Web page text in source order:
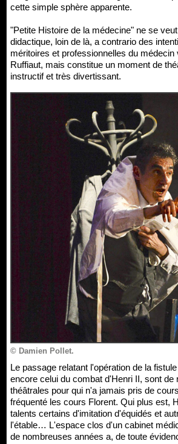
cette simple sphère apparente.
"Petite Histoire de la médecine" ne se
didactique, loin de là, a contrario des
méritoires et professionnelles du
Ruffiaut, mais constitue un moment de
instructif et très divertissant.
© Damien Pollet.
Le passage relatant l'opération de la fistule du Roi-Soleil, ou
encore celui du combat d'Henri II, sont de
théâtrales pour qui n'a jamais pris de
fréquenté les cours Florent. Qui plus est,
talents certains d'imitation d'équidés et
l'étable… L'espace clos d'un cabinet
de nombreuses années a, de toute